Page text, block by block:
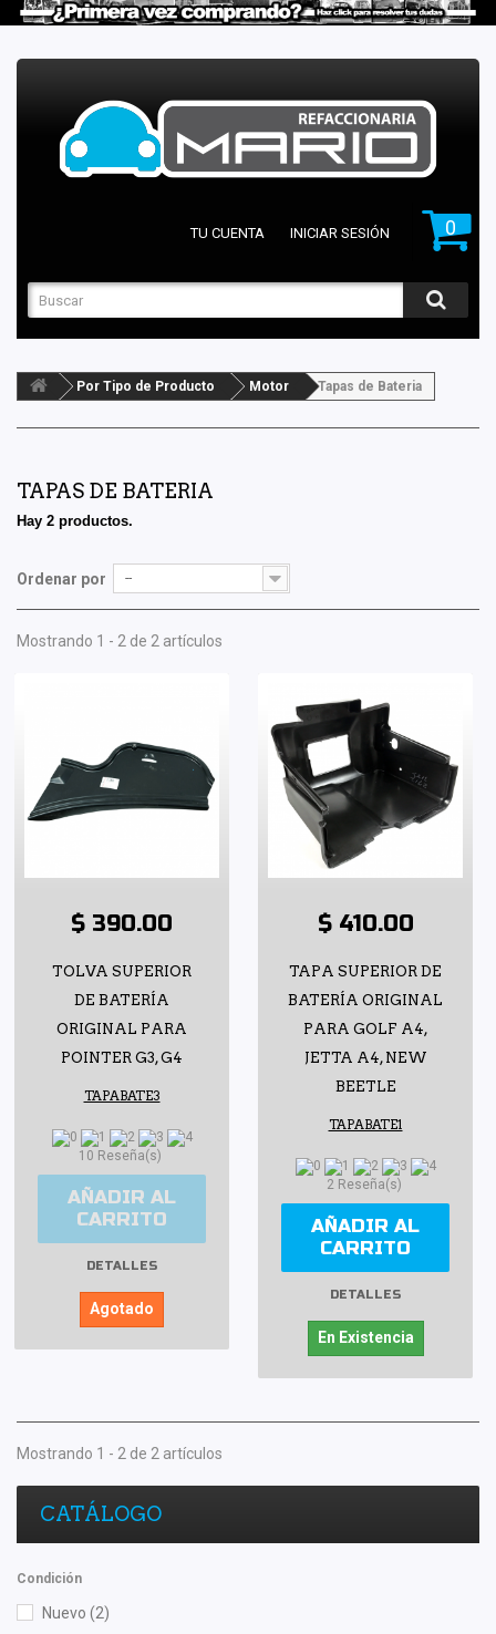
0
TU CUENTA INICIAR SESIÓN
Por Tipo de Producto Motor Tapas de Bateria
TAPAS DE BATERIA
Hay 2 productos.
Ordenar por --
Mostrando 1 - 2 de 2 artículos
$ 390.00
TOLVA SUPERIOR
DE BATERÍA
ORIGINAL PARA
POINTER G3, G4
TAPABATE3
10 Reseña(s)
AÑADIR AL
CARRITO
DETALLES
Agotado
$ 410.00
TAPA SUPERIOR DE
BATERÍA ORIGINAL
PARA GOLF A4,
JETTA A4, NEW
BEETLE
TAPABATE1
2 Reseña(s)
AÑADIR AL
CARRITO
DETALLES
En Existencia
Mostrando 1 - 2 de 2 artículos
CATÁLOGO
Condición
Nuevo (2)